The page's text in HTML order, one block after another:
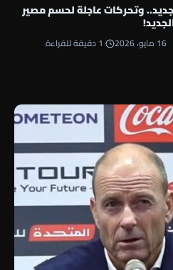
وتحركات عاجلة لحسم مصير
16 مايو، 2026
1 دقيقة للقراءة